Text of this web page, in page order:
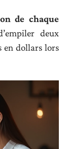
de chaque
deux
en dollars lors